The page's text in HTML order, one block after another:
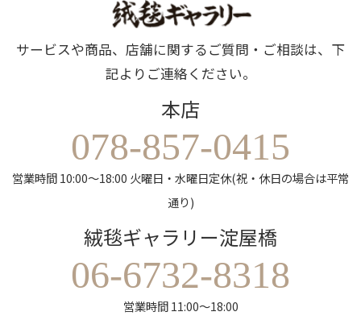
サービスや商品、店舗に関するご質問・ご相談は、下
記よりご連絡ください。
本店
078-857-0415
営業時間 10:00～18:00 火曜日・水曜日定休(祝・休日の場合は平常
通り)
絨毯ギャラリー淀屋橋
06-6732-8318
営業時間 11:00～18:00